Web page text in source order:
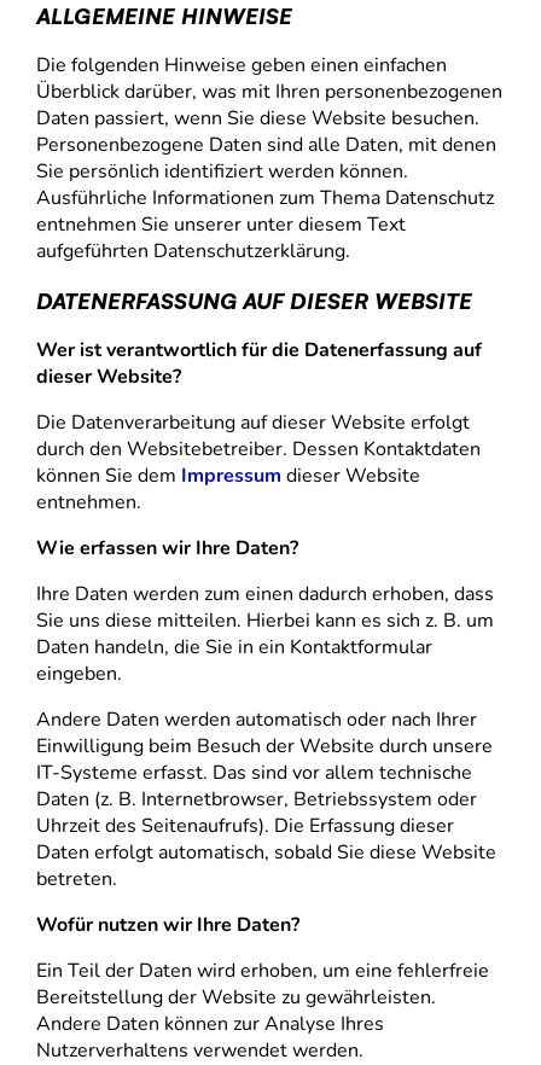
ALLGEMEINE HINWEISE
Die folgenden Hinweise geben einen einfachen
Überblick darüber, was mit Ihren personenbezogenen
Daten passiert, wenn Sie diese Website besuchen.
Personenbezogene Daten sind alle Daten, mit denen
Sie persönlich identifiziert werden können.
Ausführliche Informationen zum Thema Datenschutz
entnehmen Sie unserer unter diesem Text
aufgeführten Datenschutzerklärung.
DATENERFASSUNG AUF DIESER WEBSITE
Wer ist verantwortlich für die Datenerfassung auf
dieser Website?
Die Datenverarbeitung auf dieser Website erfolgt
durch den Websitebetreiber. Dessen Kontaktdaten
können Sie dem Impressum dieser Website
entnehmen.
Wie erfassen wir Ihre Daten?
Ihre Daten werden zum einen dadurch erhoben, dass
Sie uns diese mitteilen. Hierbei kann es sich z. B. um
Daten handeln, die Sie in ein Kontaktformular
eingeben.
Andere Daten werden automatisch oder nach Ihrer
Einwilligung beim Besuch der Website durch unsere
IT-Systeme erfasst. Das sind vor allem technische
Daten (z. B. Internetbrowser, Betriebssystem oder
Uhrzeit des Seitenaufrufs). Die Erfassung dieser
Daten erfolgt automatisch, sobald Sie diese Website
betreten.
Wofür nutzen wir Ihre Daten?
Ein Teil der Daten wird erhoben, um eine fehlerfreie
Bereitstellung der Website zu gewährleisten.
Andere Daten können zur Analyse Ihres
Nutzerverhaltens verwendet werden.